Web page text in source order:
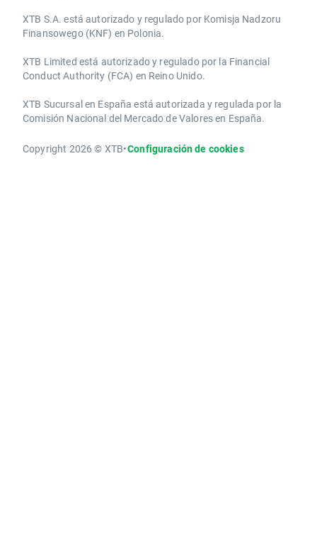
XTB S.A.​ está autorizado y regulado por Komisja Nadzoru
Finansowego (KNF) ​en Polonia.
XTB Limited ​está autorizado y regulado por la ​Financial
Conduct Authority ​(FCA) en ​​Reino Unido.
XTB Sucursal en España está autorizada y regulada por la
Comisión Nacional del Mercado de Valores en España.
Copyright 2026 © XTB•Configuración de cookies